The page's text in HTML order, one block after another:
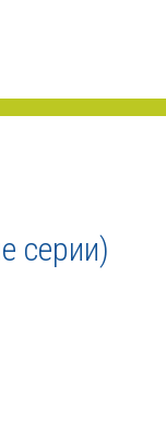
серии)